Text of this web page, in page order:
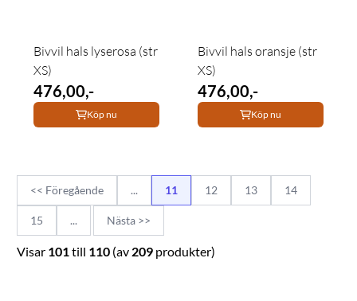
Bivvil hals lyserosa (str
XS)
476,00,-
Köp nu
Bivvil hals oransje (str
XS)
476,00,-
Köp nu
<< Föregående ... 11 12 13 14
15 ... Nästa >>
Visar 101 till 110 (av 209 produkter)